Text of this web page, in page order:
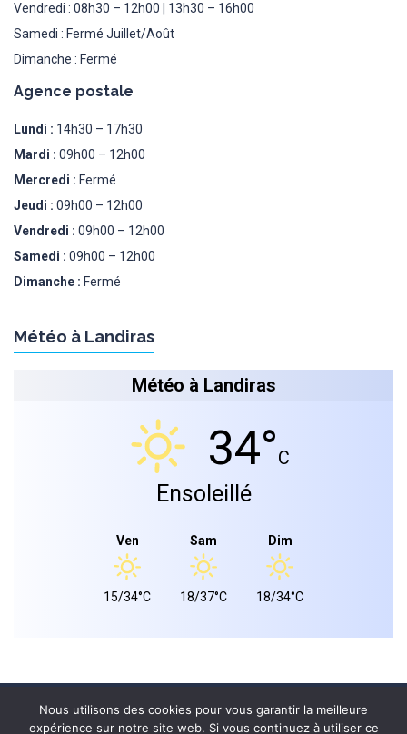
Vendredi : 08h30 – 12h00 | 13h30 – 16h00
Samedi : Fermé Juillet/Août
Dimanche : Fermé
Agence postale
Lundi : 14h30 – 17h30
Mardi : 09h00 – 12h00
Mercredi : Fermé
Jeudi : 09h00 – 12h00
Vendredi : 09h00 – 12h00
Samedi : 09h00 – 12h00
Dimanche : Fermé
Météo à Landiras
Météo à Landiras
34°C
Ensoleillé
Ven
15/34°C
Sam
18/37°C
Dim
18/34°C
Mairie de landiras 2026 © - Tous droits réservés.
PLAN DU SITE
Nous utilisons des cookies pour vous garantir la meilleure
expérience sur notre site web. Si vous continuez à utiliser ce